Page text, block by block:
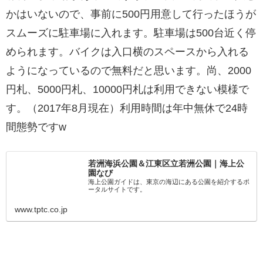
かはいないので、事前に500円用意して行ったほうが
スムーズに駐車場に入れます。駐車場は500台近く停
められます。バイクは入口横のスペースから入れる
ようになっているので無料だと思います。尚、2000
円札、5000円札、10000円札は利用できない模様で
す。（2017年8月現在）利用時間は年中無休で24時
間態勢ですw
若洲海浜公園＆江東区立若洲公園｜海上公
園なび
海上公園ガイドは、東京の海辺にある公園を紹介するポ
ータルサイトです。
www.tptc.co.jp